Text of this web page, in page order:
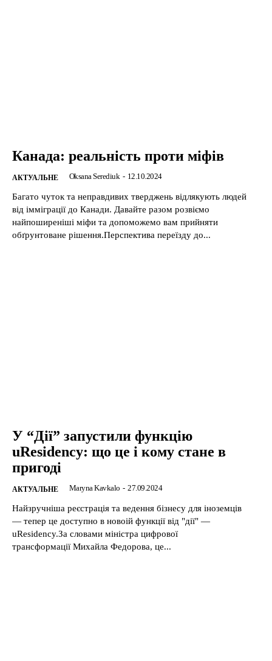
Канада: реальність проти міфів
АКТУАЛЬНЕ Oksana Serediuk - 12.10.2024
Багато чуток та неправдивих тверджень відлякують людей
від імміграції до Канади. Давайте разом розвіємо
найпоширеніші міфи та допоможемо вам прийняти
обґрунтоване рішення.Перспектива переїзду до...
У “Дії” запустили функцію
uResidency: що це і кому стане в
пригоді
АКТУАЛЬНЕ Maryna Kavkalo - 27.09.2024
Найзручніша реєстрація та ведення бізнесу для іноземців
— тепер це доступно в новоій функції від "дії" —
uResidency.За словами міністра цифрової
трансформації Михайла Федорова, це...